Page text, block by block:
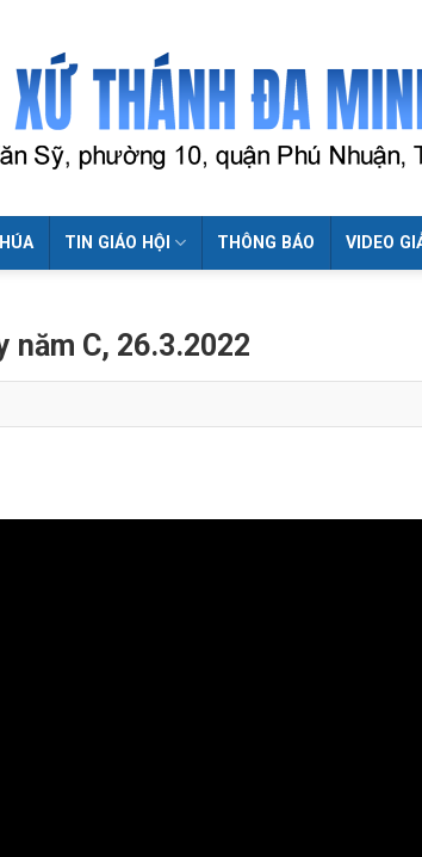
TIN GIÁO HỘI THÔNG BÁO VIDEO
năm C, 26.3.2022